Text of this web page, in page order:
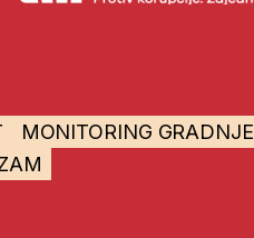
MONITORING GRADNJE